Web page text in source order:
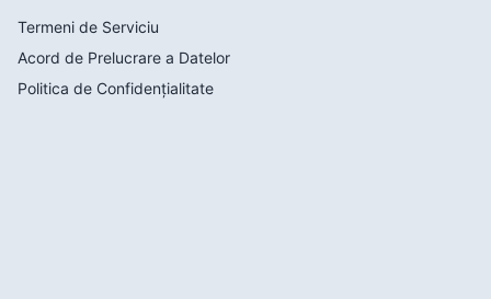
Termeni de Serviciu
Acord de Prelucrare a Datelor
Politica de Confidențialitate